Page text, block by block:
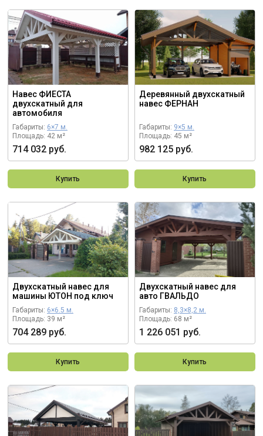
Навес ФИЕСТА
двухскатный для
автомобиля
Габариты: 6×7 м.
Площадь: 42 м²
714 032 руб.
Купить
Деревянный двухскатный
навес ФЕРНАН
Габариты: 9×5 м.
Площадь: 45 м²
982 125 руб.
Купить
Двухскатный навес для
машины ЮТОН под ключ
Габариты: 6×6.5 м.
Площадь: 39 м²
704 289 руб.
Купить
Двухскатный навес для
авто ГВАЛЬДО
Габариты: 8,3×8,2 м.
Площадь: 68 м²
1 226 051 руб.
Купить